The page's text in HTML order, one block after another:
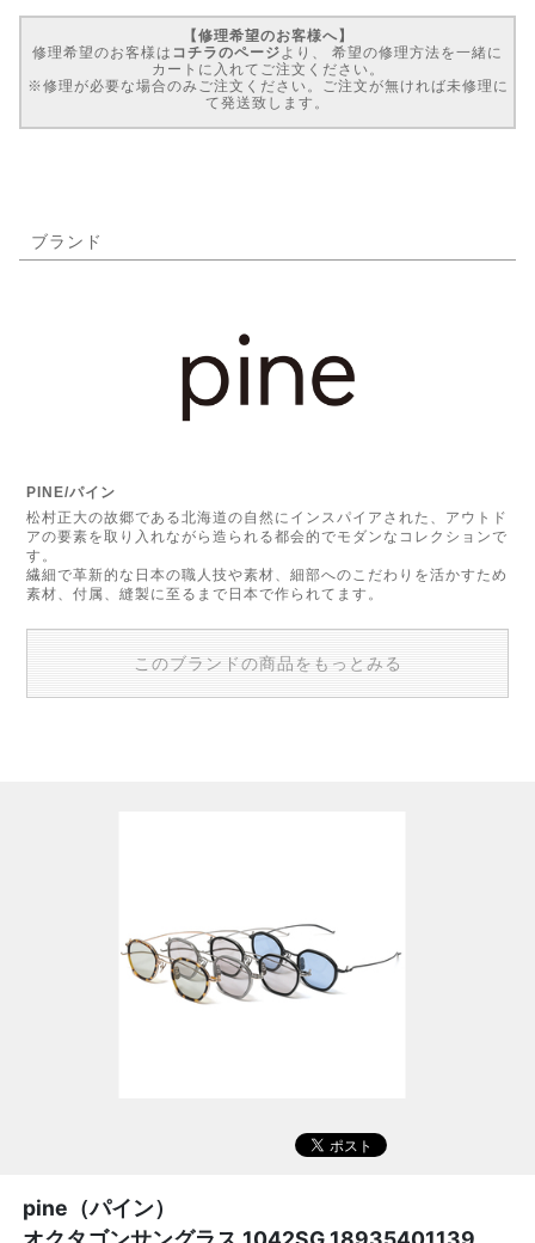
【修理希望のお客様へ】
修理希望のお客様は コチラのページ より、 希望の修理方法を一緒に
カートに入れてご注文ください。
※修理が必要な場合のみご注文ください。ご注文が無ければ未修理に
て発送致します。
ブランド
PINE/パイン
松村正大の故郷である北海道の自然にインスパイアされた、アウトド
アの要素を取り入れながら造られる都会的でモダンなコレクションで
す。
繊細で革新的な日本の職人技や素材、細部へのこだわりを活かすため
素材、付属、縫製に至るまで日本で作られてます。
このブランドの商品をもっとみる
pine（パイン）